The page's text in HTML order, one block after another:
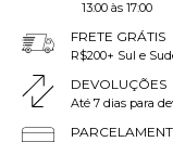
13:00 às 17:00
FRETE GRÁTIS
R$200+ Sul e
DEVOLUÇÕES
Até 7 dias para